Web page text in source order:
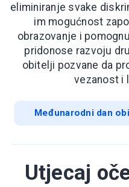
eliminiranje svake
im mogućnost
obrazovanje i
pridonose razvoju
obitelji pozvane da
vezanost i
Međunarodni dan
Utjecaj